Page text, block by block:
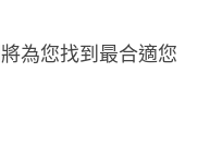
為您找到最合適您